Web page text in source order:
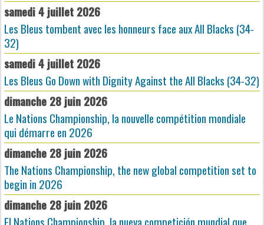
samedi 4 juillet 2026
Les Bleus tombent avec les honneurs face aux All Blacks (34-
32)
samedi 4 juillet 2026
Les Bleus Go Down with Dignity Against the All Blacks (34-32)
dimanche 28 juin 2026
Le Nations Championship, la nouvelle compétition mondiale
qui démarre en 2026
dimanche 28 juin 2026
The Nations Championship, the new global competition set to
begin in 2026
dimanche 28 juin 2026
El Nations Championship, la nueva competición mundial que